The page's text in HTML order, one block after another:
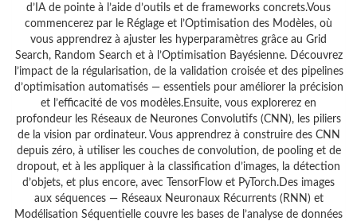
d’IA de pointe à l’aide d’outils et de frameworks concrets.Vous
commencerez par le Réglage et l’Optimisation des Modèles, où
vous apprendrez à ajuster les hyperparamètres grâce au Grid
Search, Random Search et à l’Optimisation Bayésienne. Découvrez
l’impact de la régularisation, de la validation croisée et des pipelines
d’optimisation automatisés — essentiels pour améliorer la précision
et l’efficacité de vos modèles.Ensuite, vous explorerez en
profondeur les Réseaux de Neurones Convolutifs (CNN), les piliers
de la vision par ordinateur. Vous apprendrez à construire des CNN
depuis zéro, à utiliser les couches de convolution, de pooling et de
dropout, et à les appliquer à la classification d’images, la détection
d’objets, et plus encore, avec TensorFlow et PyTorch.Des images
aux séquences — Réseaux Neuronaux Récurrents (RNN) et
Modélisation Séquentielle couvre les bases de l’analyse de données